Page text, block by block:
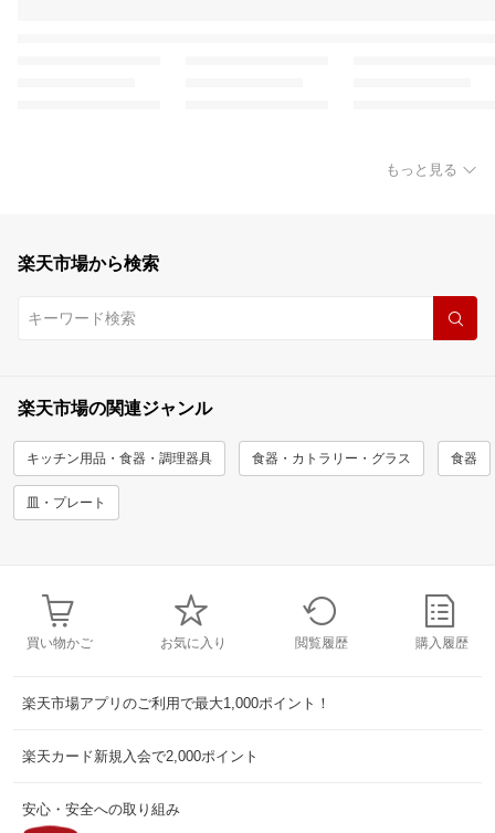
もっと見る
楽天市場から検索
楽天市場の関連ジャンル
キッチン用品・食器・調理器具 食器・カトラリー・グラス 食器
皿・プレート
買い物かご お気に入り 閲覧履歴 購入履歴
楽天市場アプリのご利用で最大1,000ポイント！
楽天カード新規入会で2,000ポイント
安心・安全への取り組み